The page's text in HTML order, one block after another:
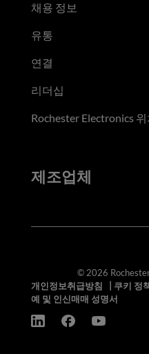
채용 정보
유통
연결
리더십
Rochester Electronics 위
제조업체
© 2026
개인정보취급방침
쿠키 정
예 및 인신매매 성명서